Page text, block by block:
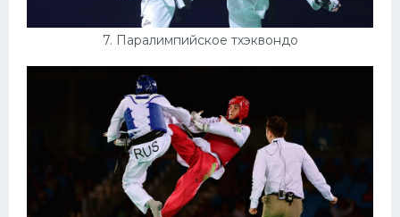
7. Паралимпийское тхэквондо